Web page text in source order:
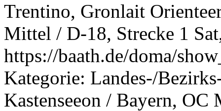
Trentino, Gronlait
Mittel / D-18, Strecke 1
https://baath.de/doma/
Kategorie: Landes-/
Kastenseeon / Bayern,